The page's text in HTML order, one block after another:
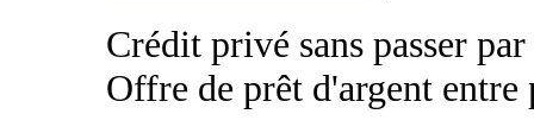
Crédit privé sans passer
Offre de prêt d'argent